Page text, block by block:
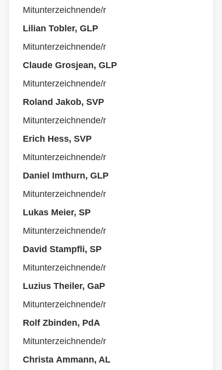
Mitunterzeichnende/r
Lilian Tobler, GLP
Mitunterzeichnende/r
Claude Grosjean, GLP
Mitunterzeichnende/r
Roland Jakob, SVP
Mitunterzeichnende/r
Erich Hess, SVP
Mitunterzeichnende/r
Daniel Imthurn, GLP
Mitunterzeichnende/r
Lukas Meier, SP
Mitunterzeichnende/r
David Stampfli, SP
Mitunterzeichnende/r
Luzius Theiler, GaP
Mitunterzeichnende/r
Rolf Zbinden, PdA
Mitunterzeichnende/r
Christa Ammann, AL